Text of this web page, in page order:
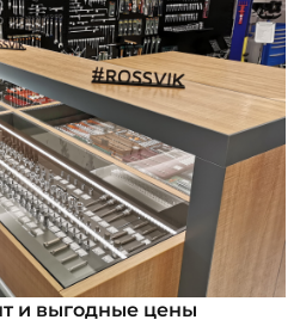
и выгодные цены